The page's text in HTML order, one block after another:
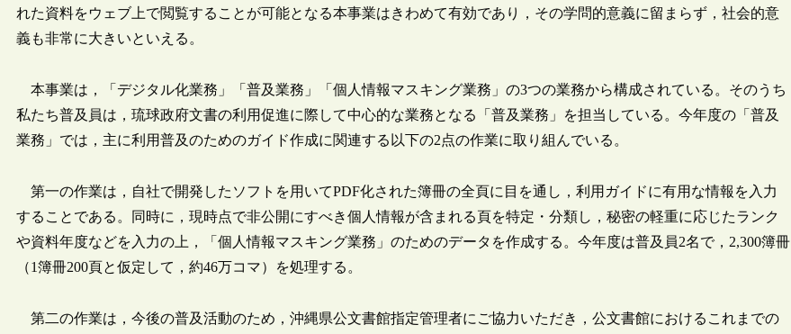
れた資料をウェブ上で閲覧することが可能となる本事業はきわめて有効であり，その学問的意義に留まらず，社会的意
義も非常に大きいといえる。
本事業は，「デジタル化業務」「普及業務」「個人情報マスキング業務」の3つの業務から構成されている。そのうち
私たち普及員は，琉球政府文書の利用促進に際して中心的な業務となる「普及業務」を担当している。今年度の「普及
業務」では，主に利用普及のためのガイド作成に関連する以下の2点の作業に取り組んでいる。
第一の作業は，自社で開発したソフトを用いてPDF化された簿冊の全頁に目を通し，利用ガイドに有用な情報を入力
することである。同時に，現時点で非公開にすべき個人情報が含まれる頁を特定・分類し，秘密の軽重に応じたランク
や資料年度などを入力の上，「個人情報マスキング業務」のためのデータを作成する。今年度は普及員2名で，2,300簿冊
（1簿冊200頁と仮定して，約46万コマ）を処理する。
第二の作業は，今後の普及活動のため，沖縄県公文書館指定管理者にご協力いただき，公文書館におけるこれまでの